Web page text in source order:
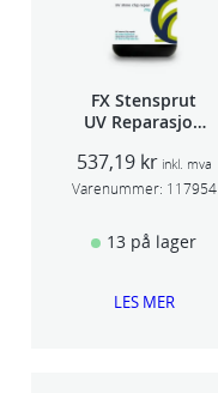
FX Stensprut
UV Reparasjon
537,19 kr inkl. mva
Varenummer: 117954
13 på lager
LES MER